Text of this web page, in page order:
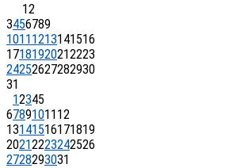
12
3456789
10111213141516
17181920212223
24252627282930
31
12345
6789101112
13141516171819
20212223242526
2728293031